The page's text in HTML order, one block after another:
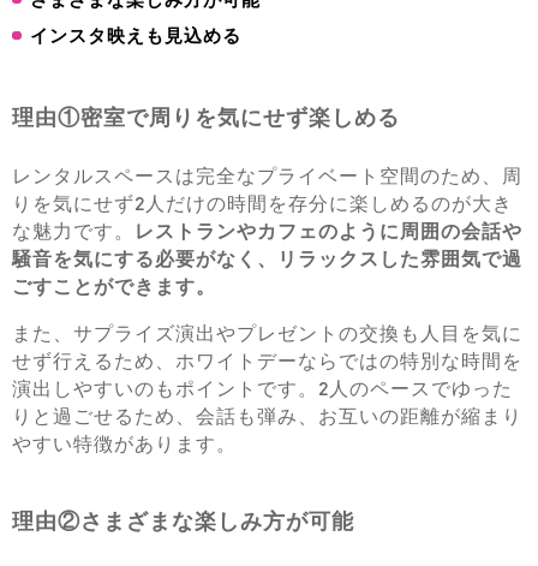
インスタ映えも見込める
理由①密室で周りを気にせず楽しめる
レンタルスペースは完全なプライベート空間のため、周
りを気にせず2人だけの時間を存分に楽しめるのが大き
な魅力です。
レストランやカフェのように周囲の会話や
騒音を気にする必要がなく、リラックスした雰囲気で過
ごすことができます。
また、サプライズ演出やプレゼントの交換も人目を気に
せず行えるため、ホワイトデーならではの特別な時間を
演出しやすいのもポイントです。2人のペースでゆった
りと過ごせるため、会話も弾み、お互いの距離が縮まり
やすい特徴があります。
理由②さまざまな楽しみ方が可能